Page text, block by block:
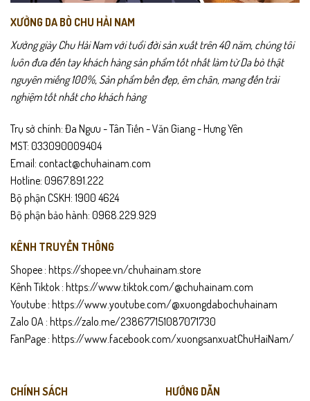
XƯỞNG DA BÒ CHU HẢI NAM
Xưởng giày Chu Hải Nam với tuổi đời sản xuất trên 40 năm, chúng tôi
luôn đưa đến tay khách hàng sản phẩm tốt nhất làm từ Da bò thật
nguyên miếng 100%, Sản phẩm bền đẹp, êm chân, mang đến trải
nghiệm tốt nhất cho khách hàng
Trụ sở chính: Đa Ngưu - Tân Tiến - Văn Giang - Hưng Yên
MST: 033090009404
Email: contact@chuhainam.com
Hotline: 0967.891.222
Bộ phận CSKH: 1900 4624
Bộ phận bảo hành: 0968.229.929
KÊNH TRUYỀN THÔNG
Shopee : https://shopee.vn/chuhainam.store
Kênh Tiktok : https://www.tiktok.com/@chuhainam.com
Youtube : https://www.youtube.com/@xuongdabochuhainam
Zalo OA : https://zalo.me/238677151087071730
FanPage : https://www.facebook.com/xuongsanxuatChuHaiNam/
CHÍNH SÁCH
HƯỚNG DẪN